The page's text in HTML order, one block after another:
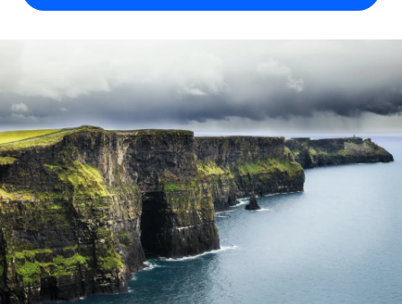
Globales Onboarding und Verwalten von
PEO
Auslagern von komplexen HR-Aufgaben
INFRASTRUKTUR
Remote Embedded
Nahtlose Integration der HR in bestehende Abläufe
Plattform
Integrierte HR-Kernfunktionen für dein Team
WACHSTUMSPHASE
Agile HR- und Payroll-Lösungen für wachsende
Unternehmen
Mittelstand
Maßgeschneiderte HR-Lösungen, um Teams zu
vergrößern
Enterprise
Globale HR für Konzerne und Großunternehmen
Personalkostenrechner
Honorarzahlungen berechnen
Informationen zu möglichen Währungen und
Abwicklungsfristen für globale Freelancer:innen
LERNEN MIT REMOTE
Forschung und Leitfäden
Fallstudien
HR-Glossar
Français
Deutsch
Español
Italiano
Português (Portugal)